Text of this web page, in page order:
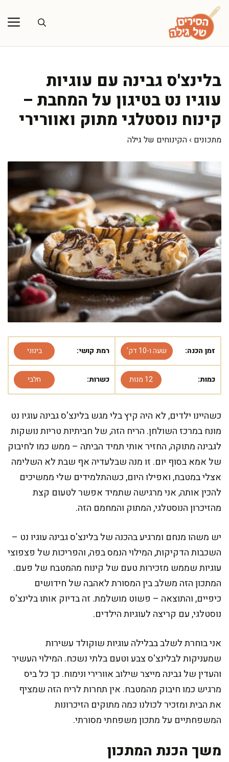
לדלג
לתוכן
בלינצ'ס גבינה עם עוגיות
עוגיו נט בטיגון על המחבת –
קינוח נוסטלגי מתוק ואוורירי
מתכונים › הקינוחים של גילה
זמן הכנה: שעה ו-10 דק' רמת קושי: בינוני
כמות: 12 מנות כשרות: חלבי
כשהיינו ילדים, לא היה קיץ בלי מגש בלינצ'ס גבינה עוגיו נט
מונח במרכז השולחן. הריח הזה, של חביתיות טריות נושקות
לגבינה מתוקה, החזיר אותי תמיד הביתה – ממש כמו לחיבוק
של אמא בסוף יום. זו מנה שבלעדיה אף שבת לא השלימה
אצלי במטבח, ואפילו היום, כשהתלמידים שלי ממשיכים
להכין אותה, אני מרגישה שתמיד אפשר לטעום קצת
מהזיכרון הנוסטלגי, המתוק והמחמם הזה.
יש משהו מנחם ומרגיע בהכנה של בלינצ'ס גבינה עוגיו נט –
השכבות הדקיקות, המילוי הנמס בפה, והפריכות של פצפוצי
עוגיות שממש מזכירות טעם של קינוח מהמטבח של פעם.
המתכון הזה משלב בין המסורת לאהבה של חידושים
כיפיים, והתוצאה – פשוט מושלמת. זה בדיוק אותו בלינצ'ס
נוסטלגי, עם קריצה לעוגיות הילדים.
אני בוחרת לשלב בבלילה עוגיות שוקולד עשירות
שמעניקות לבלינצ'ס צבע וטעם בלתי נשכח. המילוי העשיר
והעדין של גבינה מייצר שילוב אוורירי ונימוח. כך כל ביס
מרגיש כמו חיבוק מהמטבח. אין תחרות לריח הזה שמציף
את הבית ומזכיר לכולנו כמה מתוקים הזיכרונות
המשפחתיים על מתכון משפחתי מסורתי.
משך הכנת המתכון